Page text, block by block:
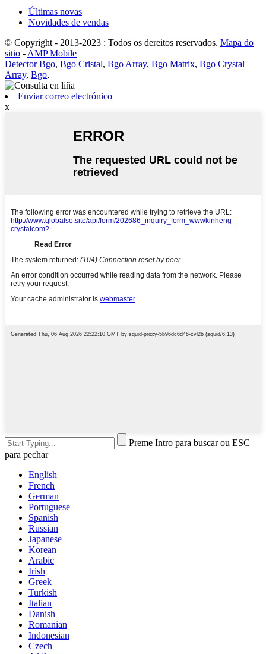
Últimas novas
Novidades de vendas
© Copyright - 2013-2023 : Todos os dereitos reservados. Mapa do
sitio - AMP Mobile
Detector Bgo, Bgo Cristal, Bgo Array, Bgo Matrix, Bgo Crystal
Array, Bgo,
Enviar correo electrónico
x
Preme Intro para buscar ou ESC
para pechar
English
French
German
Portuguese
Spanish
Russian
Japanese
Korean
Arabic
Irish
Greek
Turkish
Italian
Danish
Romanian
Indonesian
Czech